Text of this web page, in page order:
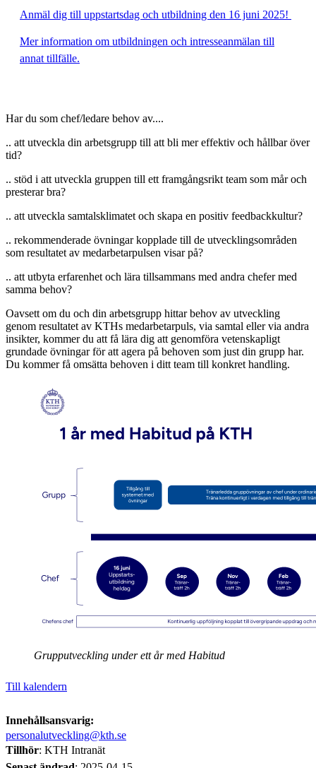
Anmäl dig till uppstartsdag och utbildning den 16 juni 2025!
Mer information om utbildningen och intresseanmälan till
annat tillfälle.
Har du som chef/ledare behov av....
.. att utveckla din arbetsgrupp till att bli mer effektiv och hållbar över
tid?
.. stöd i att utveckla gruppen till ett framgångsrikt team som mår och
presterar bra?
.. att utveckla samtalsklimatet och skapa en positiv feedbackkultur?
.. rekommenderade övningar kopplade till de utvecklingsområden
som resultatet av medarbetarpulsen visar på?
.. att utbyta erfarenhet och lära tillsammans med andra chefer med
samma behov?
Oavsett om du och din arbetsgrupp hittar behov av utveckling
genom resultatet av KTHs medarbetarpuls, via samtal eller via andra
insikter, kommer du att få lära dig att genomföra vetenskapligt
grundade övningar för att agera på behoven som just din grupp har.
Du kommer få omsätta behoven i ditt team till konkret handling.
Grupputveckling under ett år med Habitud
Till kalendern
Innehållsansvarig:
personalutveckling@kth.se
Tillhör: KTH Intranät